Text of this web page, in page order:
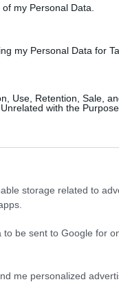
my Personal Data.
my Personal Data for
Use, Retention, Sale,
with the
storage related to
be sent to Google for
me personalized